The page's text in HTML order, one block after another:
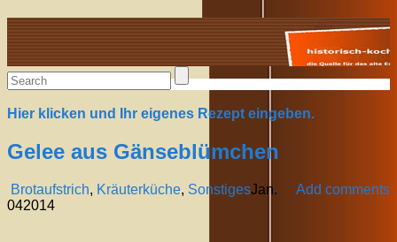
Alte Rezepte online
Hier klicken und Ihr eigenes Rezept eingeben.
Gelee aus Gänseblümchen
Brotaufstrich, Kräuterküche, Sonstiges Add comments
Jan.
042014